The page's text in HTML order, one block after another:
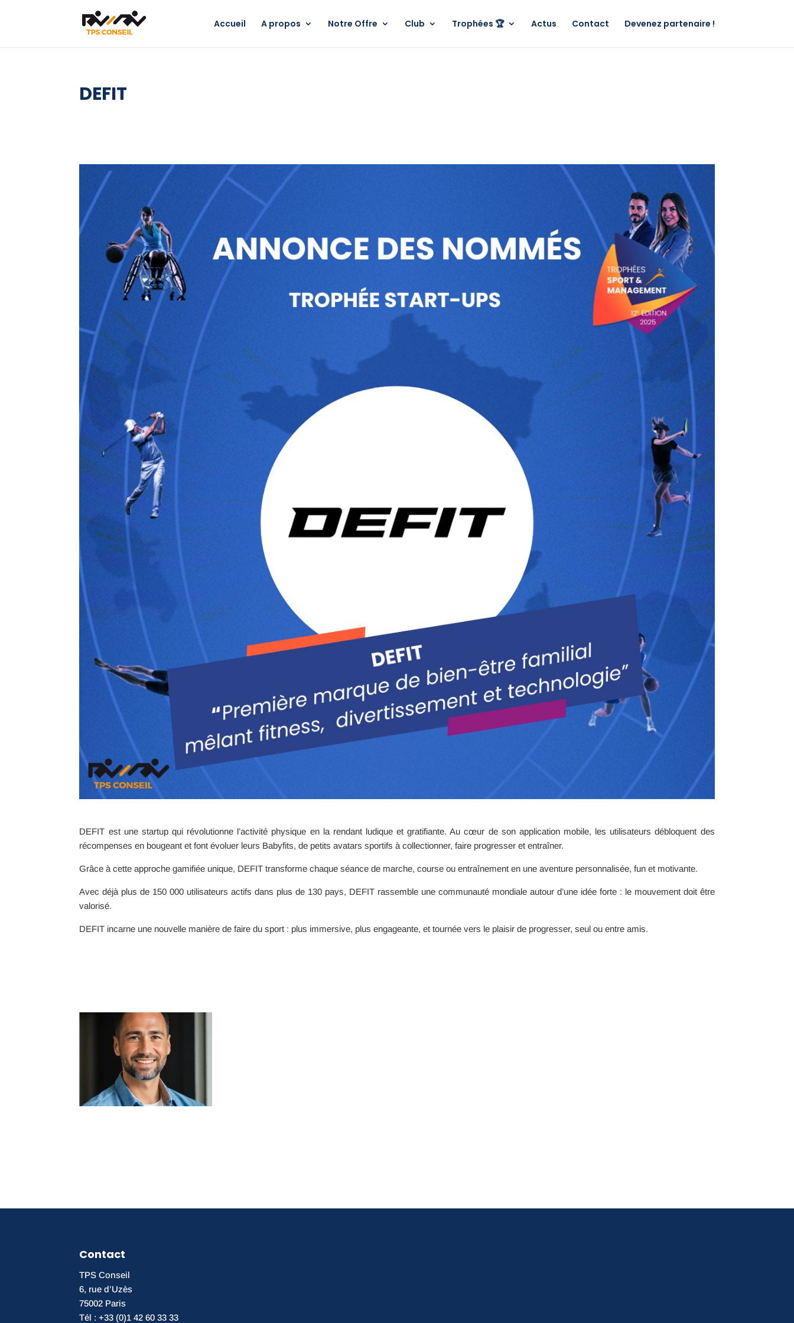
Accueil A propos Notre Offre Club Trophées 🏆 Actus Contact Devenez partenaire !
DEFIT
DEFIT est une startup qui révolutionne l’activité physique en la rendant ludique et gratifiante. Au cœur de son application mobile, les utilisateurs débloquent des
récompenses en bougeant et font évoluer leurs Babyfits, de petits avatars sportifs à collectionner, faire progresser et entraîner.
Grâce à cette approche gamifiée unique, DEFIT transforme chaque séance de marche, course ou entraînement en une aventure personnalisée, fun et motivante.
Avec déjà plus de 150 000 utilisateurs actifs dans plus de 130 pays, DEFIT rassemble une communauté mondiale autour d’une idée forte : le mouvement doit être
valorisé.
DEFIT incarne une nouvelle manière de faire du sport : plus immersive, plus engageante, et tournée vers le plaisir de progresser, seul ou entre amis.
Contact
TPS Conseil
6, rue d’Uzès
75002 Paris
Tél : +33 (0)1 42 60 33 33